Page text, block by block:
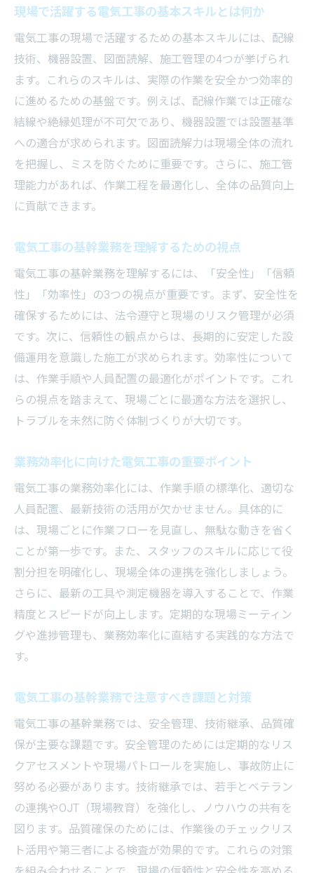
電気工事の信頼性を見極めるチェックポイ
ント
現場で役立つ電気工事の安全管理術
電気工事現場で徹底したい安全管理の基本
安全な電気工事を実現するための実践ポイ
ント
電気工事の基幹業務で守るべき安全対策と
は
電気工事現場で起こりやすい事故と予防策
夫
電気工事で身につけたい安全意識と法令遵
守
電気工事業務の実態と効率化のヒント
電気工事業務の流れを知り効率化を目指す
方法
現場で実感する電気工事の課題と解決策を
紹介
電気工事の基幹業務に役立つ効率化のコツ
業務を円滑に進める電気工事の工夫やポイ
電気工事現場で役立つ作業効率アップの方
法
電気工事で知っておきたい基礎知識集
電気工事を始める前に知りたい基礎知識を
解説
現場で役立つ電気工事の基本用語と意味
電気工事の基礎知識を活かす実践的なポイ
ント
電気工事初心者が押さえたい重要な知識集
電気工事で役立つ最新の基礎情報をまとめ
る
電気工事の基幹業務に影響する最新技術動
向
現場で活躍する電気工事の基本スキルとは何か
電気工事の現場で活躍するための基本スキルには、配線
技術、機器設置、図面読解、施工管理の4つが挙げられ
ます。これらのスキルは、実際の作業を安全かつ効率的
に進めるための基盤です。例えば、配線作業では正確な
結線や絶縁処理が不可欠であり、機器設置では設置基準
への適合が求められます。図面読解力は現場全体の流れ
を把握し、ミスを防ぐために重要です。さらに、施工管
理能力があれば、作業工程を最適化し、全体の品質向上
に貢献できます。
電気工事の基幹業務を理解するための視点
電気工事の基幹業務を理解するには、「安全性」「信頼
性」「効率性」の3つの視点が重要です。まず、安全性を
確保するためには、法令遵守と現場のリスク管理が必須
です。次に、信頼性の観点からは、長期的に安定した設
備運用を意識した施工が求められます。効率性について
は、作業手順や人員配置の最適化がポイントです。これ
らの視点を踏まえて、現場ごとに最適な方法を選択し、
トラブルを未然に防ぐ体制づくりが大切です。
業務効率化に向けた電気工事の重要ポイント
電気工事の業務効率化には、作業手順の標準化、適切な
人員配置、最新技術の活用が欠かせません。具体的に
は、現場ごとに作業フローを見直し、無駄な動きを省く
ことが第一歩です。また、スタッフのスキルに応じて役
割分担を明確化し、現場全体の連携を強化しましょう。
さらに、最新の工具や測定機器を導入することで、作業
精度とスピードが向上します。定期的な現場ミーティン
グや進捗管理も、業務効率化に直結する実践的な方法で
す。
電気工事の基幹業務で注意すべき課題と対策
電気工事の基幹業務では、安全管理、技術継承、品質確
保が主要な課題です。安全管理のためには定期的なリス
クアセスメントや現場パトロールを実施し、事故防止に
努める必要があります。技術継承では、若手とベテラン
の連携やOJT（現場教育）を強化し、ノウハウの共有を
図ります。品質確保のためには、作業後のチェックリス
ト活用や第三者による検査が効果的です。これらの対策